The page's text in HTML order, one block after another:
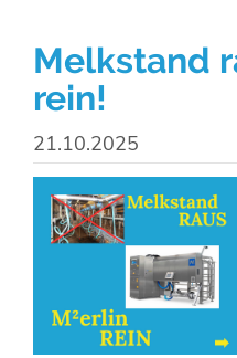
Melkstand
rein!
21.10.2025